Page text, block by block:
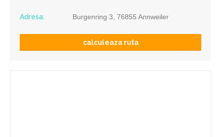
Adresa: Burgenring 3, 76855 Annweiler
calculeaza ruta